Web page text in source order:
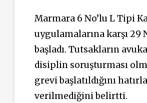
Marmara 6 No’lu L Tipi
uygulamalarına karşı 29
başladı. Tutsakların
disiplin soruşturması
grevi başlatıldığını
verilmediğini belirtti.